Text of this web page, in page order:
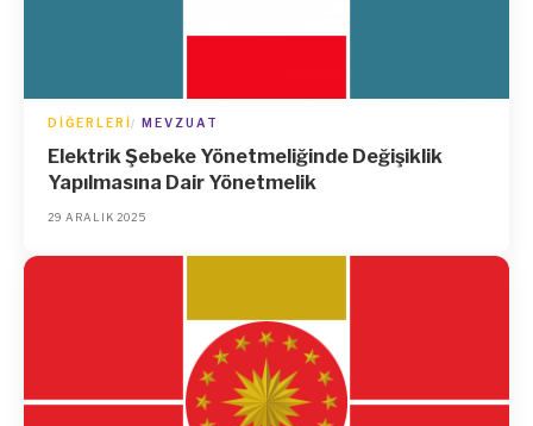
DIĞERLERI MEVZUAT
Elektrik Şebeke Yönetmeliğinde Değişiklik
Yapılmasına Dair Yönetmelik
29 ARALIK 2025